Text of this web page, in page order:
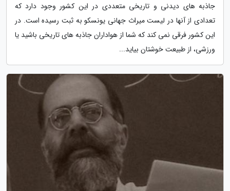
جاذبه های دیدنی و تاریخی متعددی در این کشور وجود دارد که
تعدادی از آنها در لیست میراث جهانی یونسکو به ثبت رسیده است. در
این کشور فرقی نمی کند که شما از هواداران جاذبه های تاریخی باشید یا
ورزشی، از طبیعت خوشتان بیاید...